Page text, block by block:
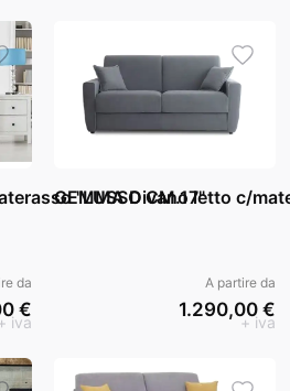
"LUSSO CM.17"
da
€
iva
GEMMA Divano letto c/
A partire da
1.290,00 €
+ iva